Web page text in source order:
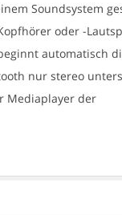
Soundsystem
oder -
automatisch
nur stereo
Mediaplayer der